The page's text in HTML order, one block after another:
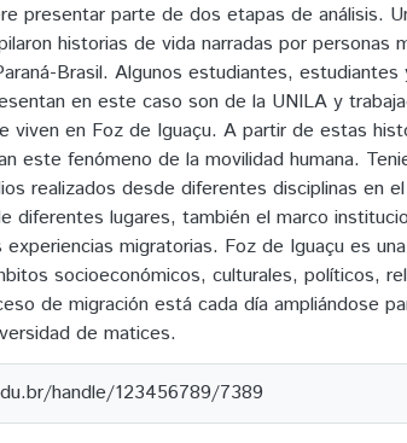
presentar parte de dos etapas de análisis.
historias de vida narradas por
Brasil. Algunos estudiantes,
en este caso son de la UNILA y
viven en Foz de Iguaçu. A partir de estas
este fenómeno de la movilidad humana.
realizados desde diferentes disciplinas en
diferentes lugares, también el marco
migratorias. Foz de Iguaçu es
socioeconómicos, culturales, políticos,
de migración está cada día ampliándose
de matices.
handle/123456789/7389